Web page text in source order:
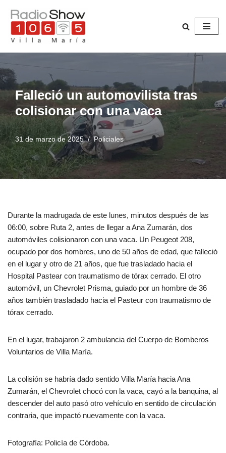
Saltar
al
contenido
Falleció un automovilista tras
colisionar con una vaca
31 de marzo de 2025 Policiales
Durante la madrugada de este lunes, minutos después de las
06:00, sobre Ruta 2, antes de llegar a Ana Zumarán, dos
automóviles colisionaron con una vaca. Un Peugeot 208,
ocupado por dos hombres, uno de 50 años de edad, que falleció
en el lugar y otro de 21 años, que fue trasladado hacia el
Hospital Pastear con traumatismo de tórax cerrado. El otro
automóvil, un Chevrolet Prisma, guiado por un hombre de 36
años también trasladado hacia el Pasteur con traumatismo de
tórax cerrado.
En el lugar, trabajaron 2 ambulancia del Cuerpo de Bomberos
Voluntarios de Villa María.
La colisión se habría dado sentido Villa María hacia Ana
Zumarán, el Chevrolet chocó con la vaca, cayó a la banquina, al
descender del auto pasó otro vehículo en sentido de circulación
contraria, que impactó nuevamente con la vaca.
Fotografía: Policía de Córdoba.